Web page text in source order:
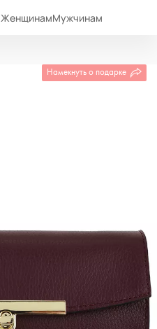
ЖенщинамМужчинам
Намекнуть о подарке